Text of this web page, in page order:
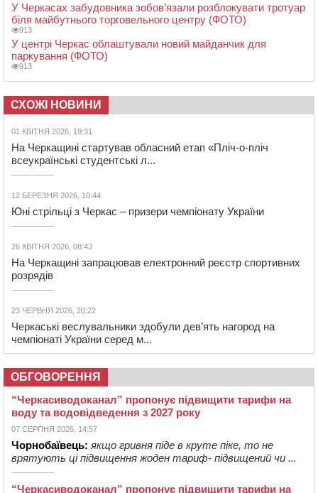
У Черкасах забудовника зобов’язали розблокувати тротуар
біля майбутнього торговельного центру (ФОТО)
913
У центрі Черкас облаштували новий майданчик для
паркування (ФОТО)
913
СХОЖІ НОВИНИ
01 КВІТНЯ 2026, 19:31
На Черкащині стартував обласний етап «Пліч-о-пліч
всеукраїнські студентські л...
12 БЕРЕЗНЯ 2026, 10:44
Юні стрільці з Черкас – призери чемпіонату України
26 КВІТНЯ 2026, 08:43
На Черкащині запрацював електронний реєстр спортивних
розрядів
23 ЧЕРВНЯ 2026, 20:22
Черкаські веслувальники здобули дев’ять нагород на
чемпіонаті України серед м...
ОБГОВОРЕННЯ
“Черкасиводоканал” пропонує підвищити тарифи на
воду та водовідведення з 2027 року
07 СЕРПНЯ 2026, 14:57
Чорнобаївець: якщо гривня піде в круте піке, то не
врятують ці підвищення жоден тариф- підвищений чи ...
“Черкасиводоканал” пропонує підвищити тарифи на